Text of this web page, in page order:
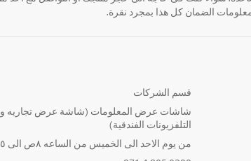
معلومات الضمان كل هذا بمجرد نقرة.
قسم الشركات
شاشات عرض المعلومات (شاشة عرض تجاريه و
التلفزيونات الفندقية)
من يوم الاحد الى الخميس من الساعه ٨ص الى ٥م